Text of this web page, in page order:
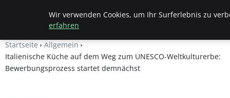
Beyond Surface
Startseite
Allgemein
Italienische Küche auf dem Weg zum UNESCO-Weltkulturerbe:
Bewerbungsprozess startet demnächst
Wir verwenden Cookies, um Ihr Surferlebnis zu
erfahren